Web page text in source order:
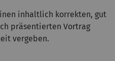
inhaltlich korrekten, gut
präsentierten Vortrag
vergeben.